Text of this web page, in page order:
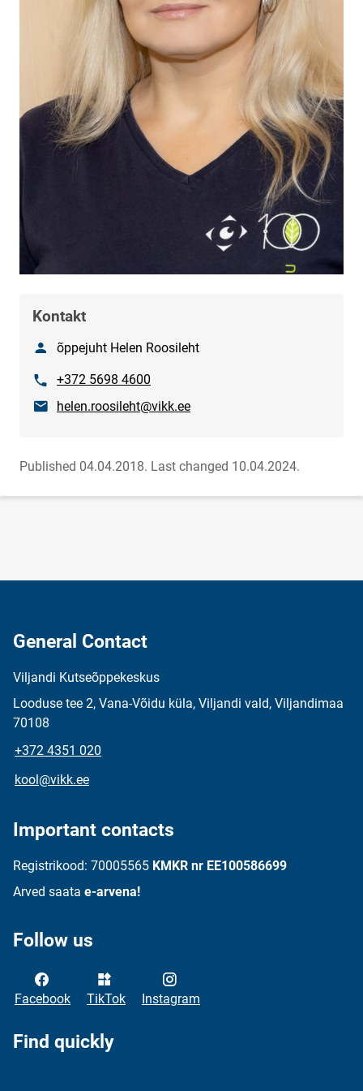
Kontakt
Nimetusõppejuht Helen Roosileht
Phone+372 5698 4600
E-mailhelen.roosileht@vikk.ee
Published 04.04.2018. Last changed 10.04.2024.
General Contact
Viljandi Kutseõppekeskus
Looduse tee 2, Vana-Võidu küla, Viljandi vald, Viljandimaa
70108
+372 4351 020
kool@vikk.ee
Important contacts
Registrikood: 70005565 KMKR nr EE100586699
Arved saata e-arvena!
Follow us
Facebook TikTok Instagram
Find quickly